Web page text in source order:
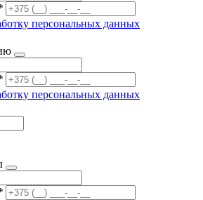
персональных данных
персональных данных